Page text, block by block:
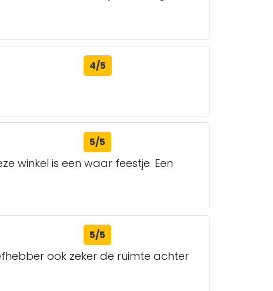
4/5
5/5
winkel is een waar feestje. Een
5/5
ook zeker de ruimte achter